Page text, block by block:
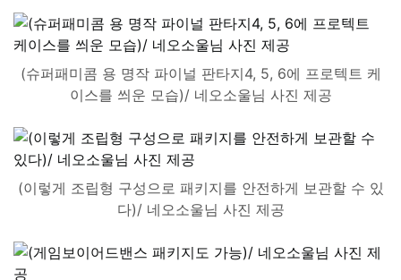
(슈퍼패미콤 용 명작 파이널 판타지4, 5, 6에 프로텍트 케
이스를 씌운 모습)/ 네오소울님 사진 제공
(이렇게 조립형 구성으로 패키지를 안전하게 보관할 수 있
다)/ 네오소울님 사진 제공